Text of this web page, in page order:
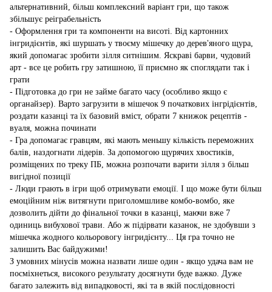
альтернативний, більш комплексний варіант гри, що також
збільшує реіграбельність
- Оформлення гри та компоненти на висоті. Від картонних
інгридієнтів, які шуршать у твоєму мішечку до дерев'яного щура,
який допомагає зробити зілля ситнішим. Яскраві барви, чудовий
арт - все це робить гру затишною, її приємно як споглядати так і
грати
- Підготовка до гри не займе багато часу (особливо якщо є
органайзер). Варто загрузити в мішечок 9 початкових інгрідієнтів,
роздати казанці та їх базовий вміст, обрати 7 книжок рецептів -
вуаля, можна починати
- Гра допомагає гравцям, які мають меньшу кількість переможних
балів, наздогнати лідерів. За допомогою щурячих хвостиків,
розміщених по треку ПБ, можна розпочати варити зілля з більш
вигідної позиції
- Люди грають в ігри щоб отримувати емоції. І що може бути більш
емоційним ніж витягнути приголомшливе комбо-вомбо, яке
дозволить дійти до фінальної точки в казанці, маючи вже 7
одиниць вибухової трави. Або ж підірвати казанок, не здобувши з
мішечка жодного кольоровогу інгридієнту... Ця гра точно не
залишить Вас байдужими!
З умовних мінусів можна назвати лише один - якщо удача вам не
посміхнеться, високого результату досягнути буде важко. Дуже
багато залежить від випадковості, які та в якій послідовності